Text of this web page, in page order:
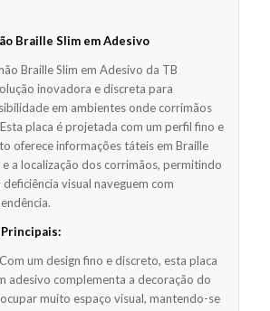
Braille Slim em Adesivo
Braille Slim em Adesivo da TB
inovadora e discreta para
em ambientes onde corrimãos
placa é projetada com um perfil fino e
oferece informações táteis em Braille
e a localização dos corrimãos, permitindo
visual naveguem com
um design fino e discreto, esta placa
adesivo complementa a decoração do
muito espaço visual, mantendo-se